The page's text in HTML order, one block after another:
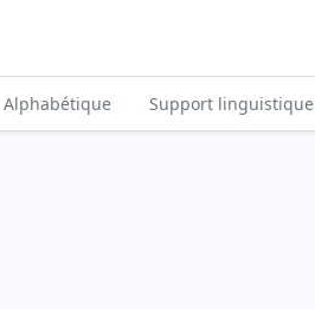
Alphabétique Support linguistique